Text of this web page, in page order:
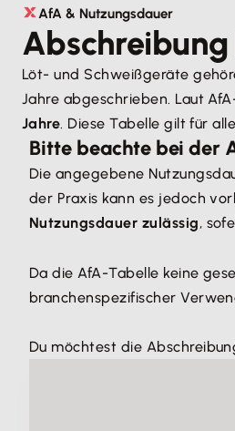
AfA & Nutzungsdauer
Löt- und Schweißgeräte
Jahre abgeschrieben. Laut
Jahre. Diese Tabelle gilt für
Bitte beachte bei der
Die angegebene
der Praxis kann es jedoch
Nutzungsdauer zulässig,
Da die AfA-Tabelle keine
branchenspezifischer
Du möchtest die